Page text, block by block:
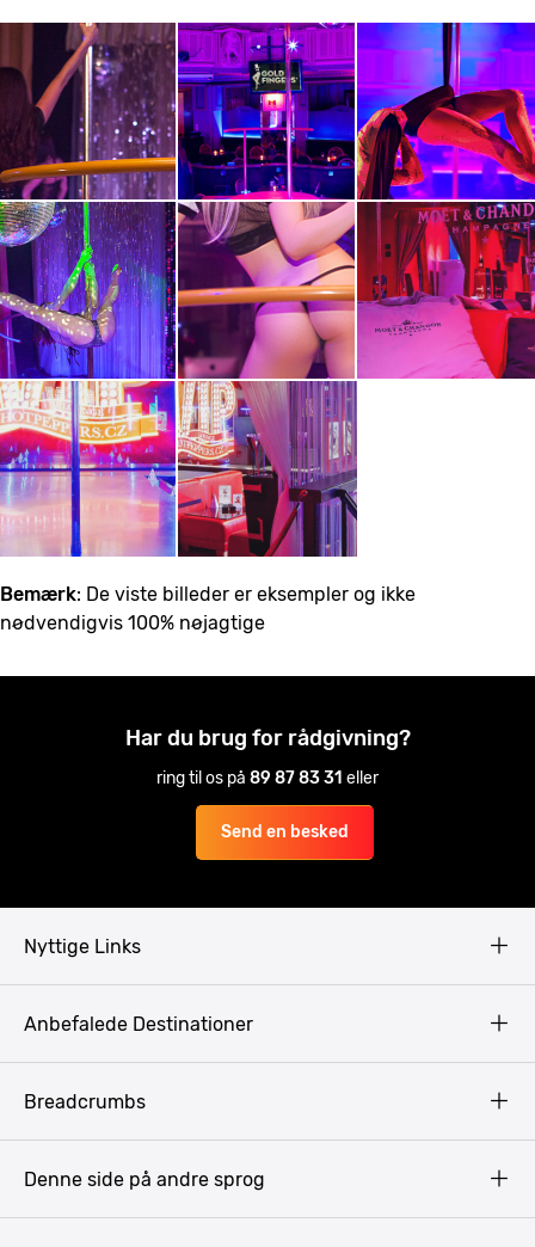
Bemærk: De viste billeder er eksempler og ikke
nødvendigvis 100% nøjagtige
Har du brug for rådgivning?
ring til os på 89 87 83 31 eller
Send en besked
Nyttige Links
Anbefalede Destinationer
Breadcrumbs
Denne side på andre sprog